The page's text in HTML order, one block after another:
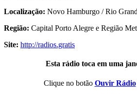
Localização: Novo Hamburgo / Rio
Região: Capital Porto Alegre e Região
Site: http://radios.gratis
Esta rádio toca em uma
Clique no botão Ouvir Rádio